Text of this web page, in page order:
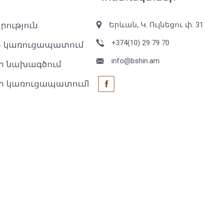
կառուցապատում
նախագծում
կառուցապատում1
Երևան, Կ. Ուլնեցու փ. 31
+374(10) 29 79 70
info@bshin.am